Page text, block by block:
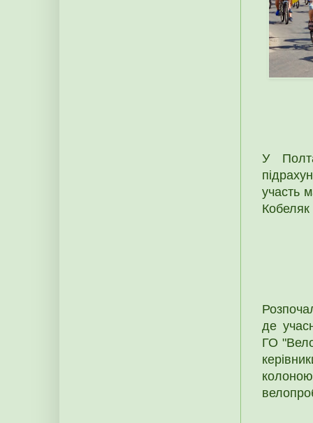
У
участь
Кобеляк
де
ГО